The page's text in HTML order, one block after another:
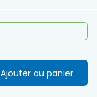
Ajouter au panier